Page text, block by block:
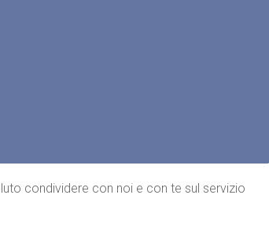
condividere con noi e con te sul servizio